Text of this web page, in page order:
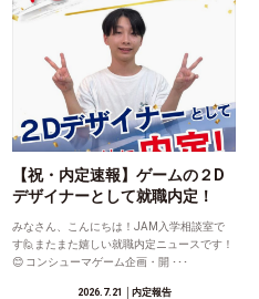
【祝・内定速報】ゲームの２D
デザイナーとして就職内定！
みなさん、こんにちは！JAM入学相談室で
す🙋またまた嬉しい就職内定ニュースです！
😊 コンシューマゲーム企画・開 ･･･
2026.7.21 │内定報告